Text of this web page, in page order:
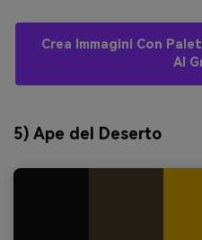
Crea Immagini Con
AI
5) Ape del Deserto